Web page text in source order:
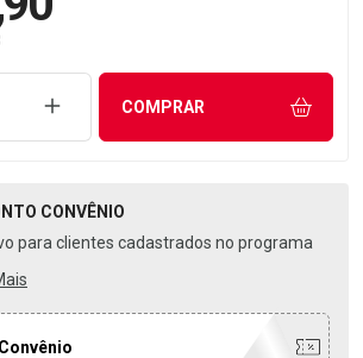
UNIDADEAUMENTAR UMA UNIDADE
COMPRAR
CONVÊNIO
para clientes cadastrados no programa